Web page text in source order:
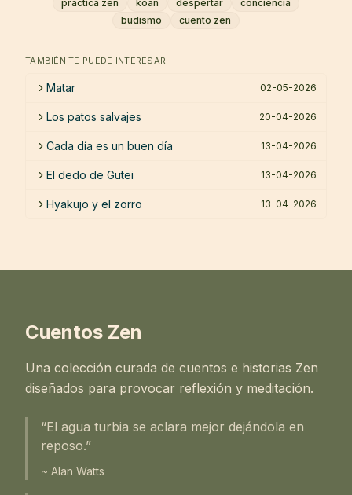
práctica zen
koan despertar
conciencia
budismo
cuento zen
TAMBIÉN TE PUEDE INTERESAR
Matar 02-05-2026
Los patos salvajes 20-04-2026
Cada día es un buen día 13-04-2026
El dedo de Gutei 13-04-2026
Hyakujo y el zorro 13-04-2026
Cuentos Zen
Una colección curada de cuentos e historias Zen
diseñados para provocar reflexión y meditación.
“El agua turbia se aclara mejor dejándola en
reposo.”
~ Alan Watts